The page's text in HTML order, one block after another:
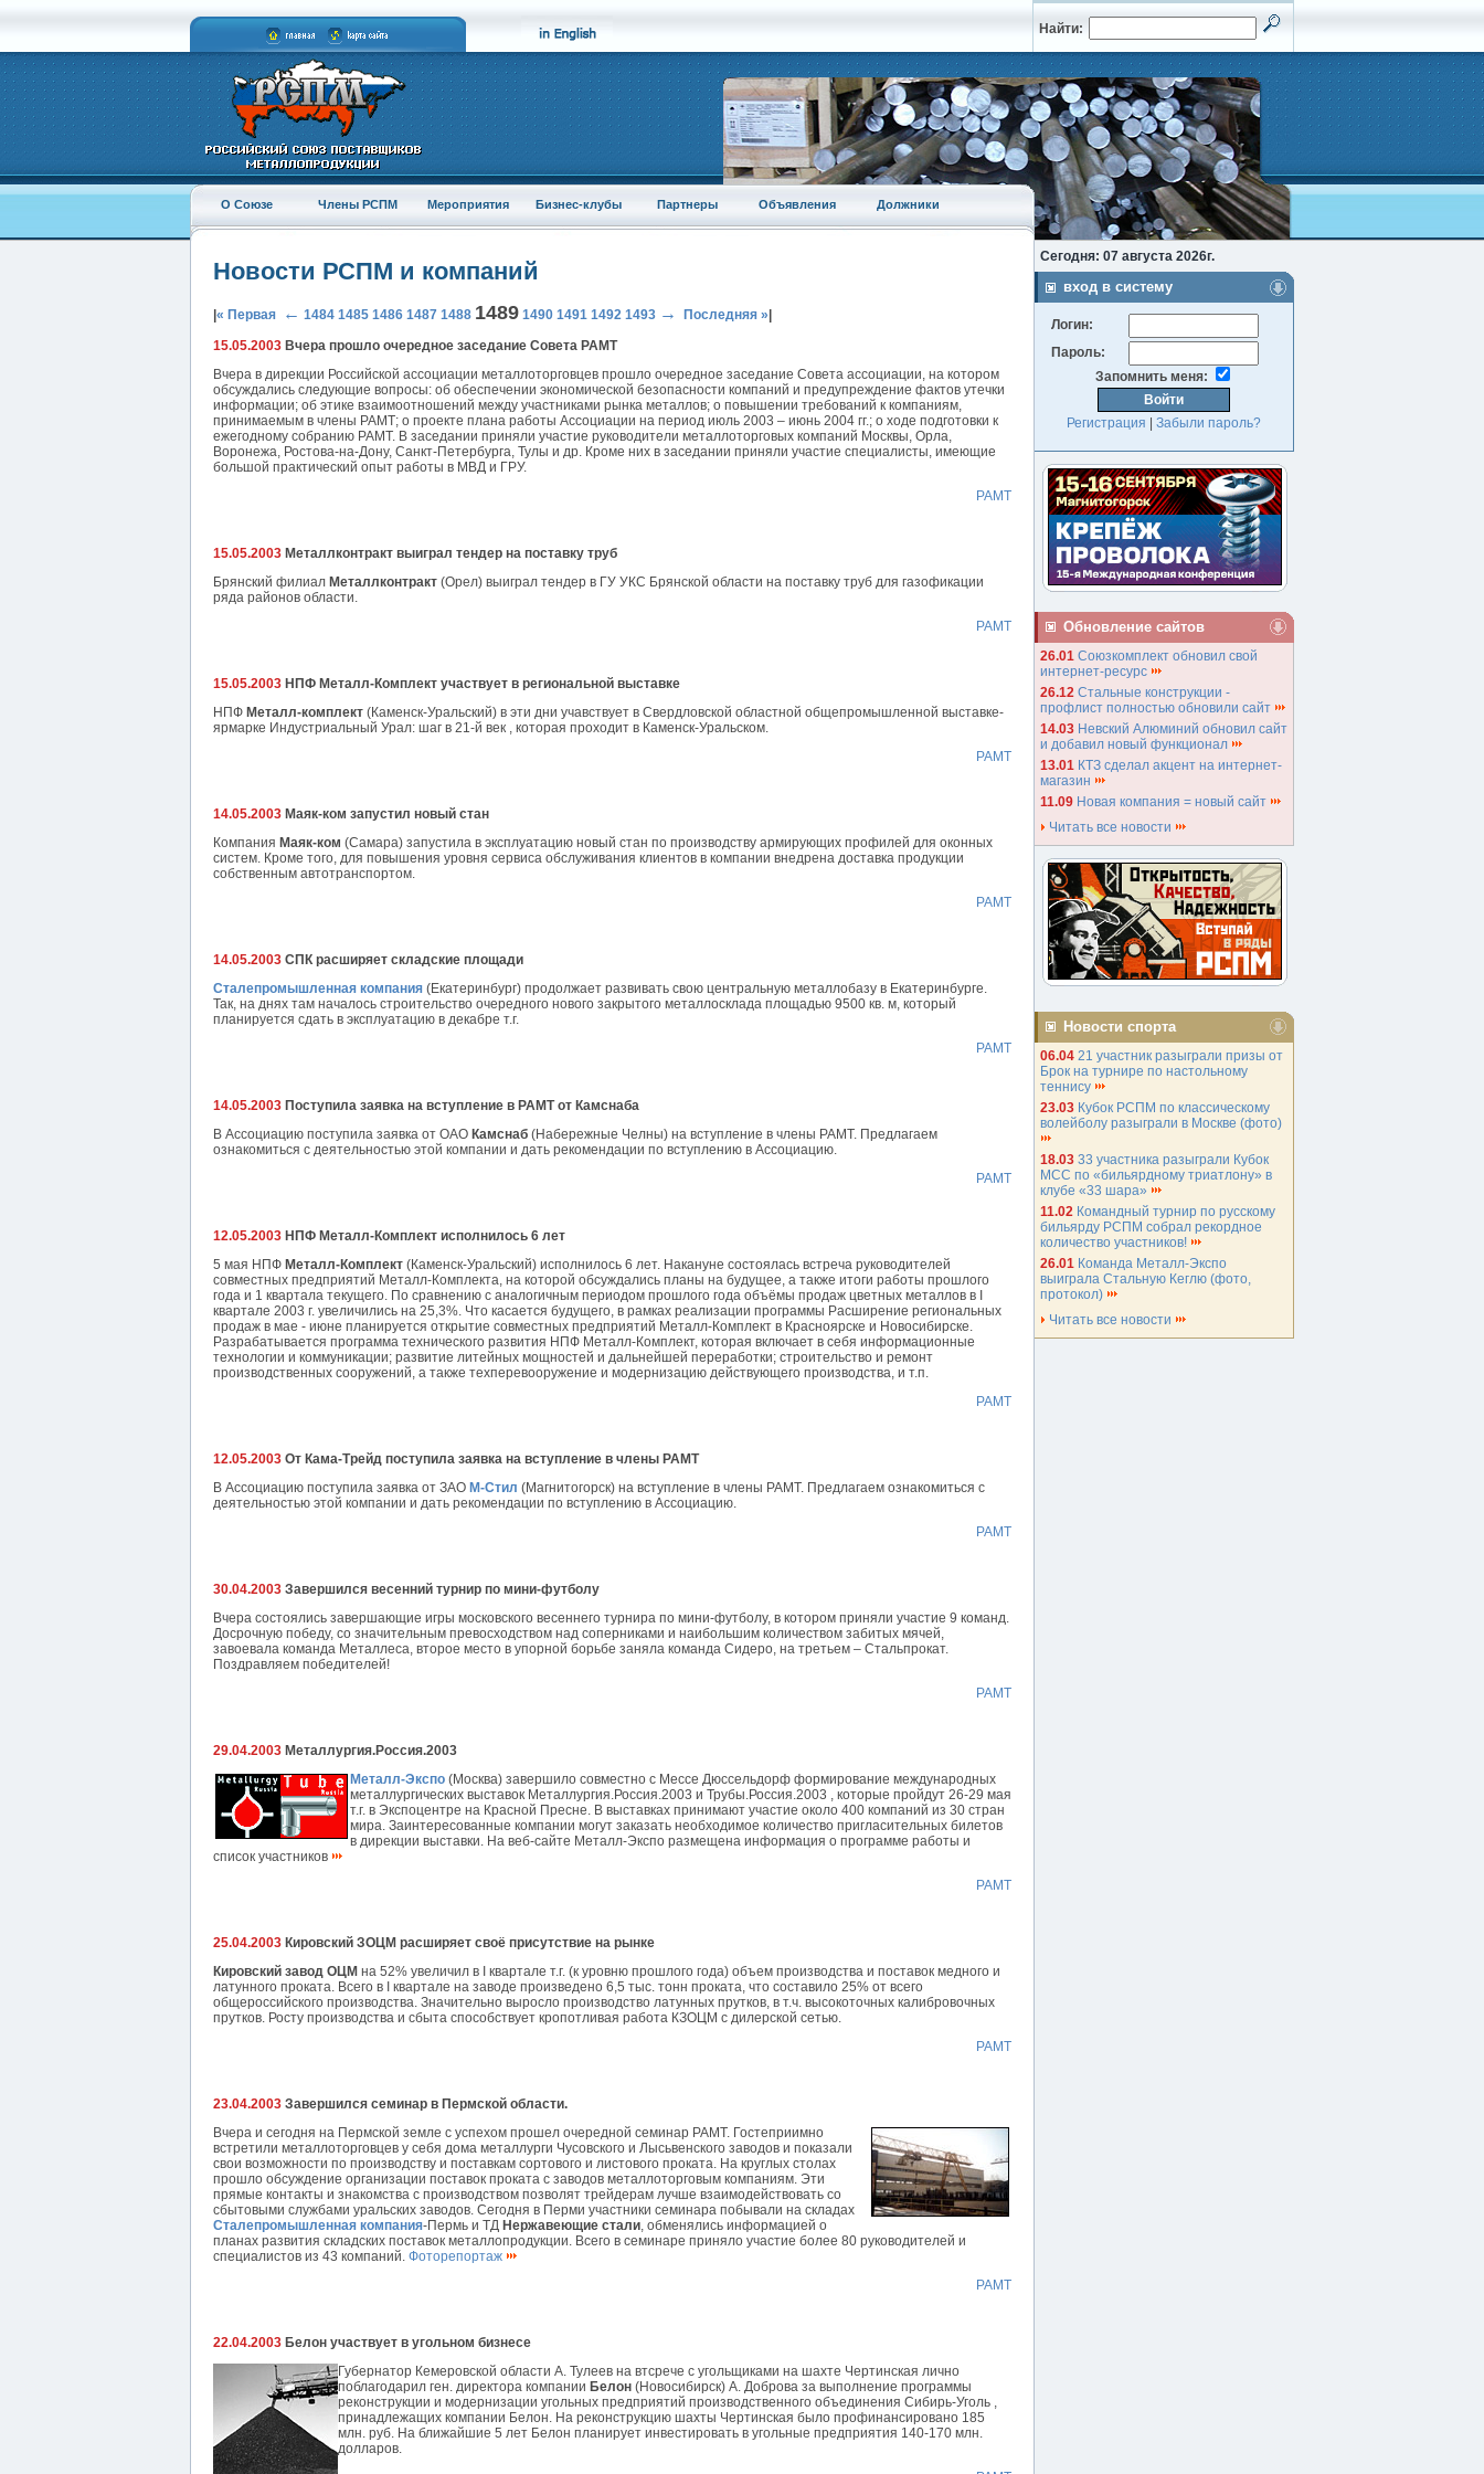
Найти:
О Союзе Члены РСПМ Мероприятия Бизнес-клубы Партнеры Объявления Должники
Новости РСПМ и компаний
« Первая ← 1484 1485 1486 1487 1488 1489 1490 1491 1492 1493 → Последняя »
15.05.2003 Вчера прошло очередное заседание Совета РАМТ
Вчера в дирекции Российской ассоциации металлоторговцев прошло очередное заседание Совета ассоциации, на котором
обсуждались следующие вопросы: об обеспечении экономической безопасности компаний и предупреждение фактов утечки
информации; об этике взаимоотношений между участниками рынка металлов; о повышении требований к компаниям,
принимаемым в члены РАМТ; о проекте плана работы Ассоциации на период июль 2003 – июнь 2004 гг.; о ходе подготовки к
ежегодному собранию РАМТ. В заседании приняли участие руководители металлоторговых компаний Москвы, Орла,
Воронежа, Ростова-на-Дону, Санкт-Петербурга, Тулы и др. Кроме них в заседании приняли участие специалисты, имеющие
большой практический опыт работы в МВД и ГРУ.
РАМТ
15.05.2003 Металлконтракт выиграл тендер на поставку труб
Брянский филиал Металлконтракт (Орел) выиграл тендер в ГУ УКС Брянской области на поставку труб для газофикации
ряда районов области.
РАМТ
15.05.2003 НПФ Металл-Комплект участвует в региональной выставке
НПФ Металл-комплект (Каменск-Уральский) в эти дни учавствует в Свердловской областной общепромышленной выставке-
ярмарке Индустриальный Урал: шаг в 21-й век , которая проходит в Каменск-Уральском.
РАМТ
14.05.2003 Маяк-ком запустил новый стан
Компания Маяк-ком (Самара) запустила в эксплуатацию новый стан по производству армирующих профилей для оконных
систем. Кроме того, для повышения уровня сервиса обслуживания клиентов в компании внедрена доставка продукции
собственным автотранспортом.
РАМТ
14.05.2003 СПК расширяет складские площади
Сталепромышленная компания (Екатеринбург) продолжает развивать свою центральную металлобазу в Екатеринбурге.
Так, на днях там началось строительство очередного нового закрытого металлосклада площадью 9500 кв. м, который
планируется сдать в эксплуатацию в декабре т.г.
РАМТ
14.05.2003 Поступила заявка на вступление в РАМТ от Камснаба
В Ассоциацию поступила заявка от ОАО Камснаб (Набережные Челны) на вступление в члены РАМТ. Предлагаем
ознакомиться с деятельностью этой компании и дать рекомендации по вступлению в Ассоциацию.
РАМТ
12.05.2003 НПФ Металл-Комплект исполнилось 6 лет
5 мая НПФ Металл-Комплект (Каменск-Уральский) исполнилось 6 лет. Накануне состоялась встреча руководителей
совместных предприятий Металл-Комплекта, на которой обсуждались планы на будущее, а также итоги работы прошлого
года и 1 квартала текущего. По сравнению с аналогичным периодом прошлого года объёмы продаж цветных металлов в I
квартале 2003 г. увеличились на 25,3%. Что касается будущего, в рамках реализации программы Расширение региональных
продаж в мае - июне планируется открытие совместных предприятий Металл-Комплект в Красноярске и Новосибирске.
Разрабатывается программа технического развития НПФ Металл-Комплект, которая включает в себя информационные
технологии и коммуникации; развитие литейных мощностей и дальнейшей переработки; строительство и ремонт
производственных сооружений, а также техперевооружение и модернизацию действующего производства, и т.п.
РАМТ
12.05.2003 От Кама-Трейд поступила заявка на вступление в члены РАМТ
В Ассоциацию поступила заявка от ЗАО М-Стил (Магнитогорск) на вступление в члены РАМТ. Предлагаем ознакомиться с
деятельностью этой компании и дать рекомендации по вступлению в Ассоциацию.
РАМТ
30.04.2003 Завершился весенний турнир по мини-футболу
Вчера состоялись завершающие игры московского весеннего турнира по мини-футболу, в котором приняли участие 9 команд.
Досрочную победу, со значительным превосходством над соперниками и наибольшим количеством забитых мячей,
завоевала команда Металлеса, второе место в упорной борьбе заняла команда Сидеро, на третьем – Стальпрокат.
Поздравляем победителей!
РАМТ
29.04.2003 Металлургия.Россия.2003
Металл-Экспо (Москва) завершило совместно с Мессе Дюссельдорф формирование международных
металлургических выставок Металлургия.Россия.2003 и Трубы.Россия.2003 , которые пройдут 26-29 мая
т.г. в Экспоцентре на Красной Пресне. В выставках принимают участие около 400 компаний из 30 стран
мира. Заинтересованные компании могут заказать необходимое количество пригласительных билетов
в дирекции выставки. На веб-сайте Металл-Экспо размещена информация о программе работы и
список участников
РАМТ
25.04.2003 Кировский ЗОЦМ расширяет своё присутствие на рынке
Кировский завод ОЦМ на 52% увеличил в I квартале т.г. (к уровню прошлого года) объем производства и поставок медного и
латунного проката. Всего в I квартале на заводе произведено 6,5 тыс. тонн проката, что составило 25% от всего
общероссийского производства. Значительно выросло производство латунных прутков, в т.ч. высокоточных калибровочных
прутков. Росту производства и сбыта способствует кропотливая работа КЗОЦМ с дилерской сетью.
РАМТ
23.04.2003 Завершился семинар в Пермской области.
Вчера и сегодня на Пермской земле с успехом прошел очередной семинар РАМТ. Гостеприимно
встретили металлоторговцев у себя дома металлурги Чусовского и Лысьвенского заводов и показали
свои возможности по производству и поставкам сортового и листового проката. На круглых столах
прошло обсуждение организации поставок проката с заводов металлоторговым компаниям. Эти
прямые контакты и знакомства с производством позволят трейдерам лучше взаимодействовать со
сбытовыми службами уральских заводов. Сегодня в Перми участники семинара побывали на складах
Сталепромышленная компания-Пермь и ТД Нержавеющие стали, обменялись информацией о
планах развития складских поставок металлопродукции. Всего в семинаре приняло участие более 80 руководителей и
специалистов из 43 компаний. Фоторепортаж
РАМТ
22.04.2003 Белон участвует в угольном бизнесе
Губернатор Кемеровской области А. Тулеев на втсрече с угольщиками на шахте Чертинская лично
поблагодарил ген. директора компании Белон (Новосибирск) А. Доброва за выполнение программы
реконструкции и модернизации угольных предприятий производственного объединения Сибирь-Уголь ,
принадлежащих компании Белон. На реконструкцию шахты Чертинская было профинансировано 185
млн. руб. На ближайшие 5 лет Белон планирует инвестировать в угольные предприятия 140-170 млн.
долларов.
Сегодня: 07 августа 2026г.
вход в систему
Логин:
Пароль:
Запомнить меня:
Регистрация Забыли пароль?
Обновление сайтов
26.01 Союзкомплект обновил свой
интернет-ресурс
26.12 Стальные конструкции -
профлист полностью обновили сайт
14.03 Невский Алюминий обновил сайт
и добавил новый функционал
13.01 КТЗ сделал акцент на интернет-
магазин
11.09 Новая компания = новый сайт
Читать все новости
Новости спорта
06.04 21 участник разыграли призы от
Брок на турнире по настольному
теннису
23.03 Кубок РСПМ по классическому
волейболу разыграли в Москве (фото)
18.03 33 участника разыграли Кубок
МСС по «бильярдному триатлону» в
клубе «33 шара»
11.02 Командный турнир по русскому
бильярду РСПМ собрал рекордное
количество участников!
26.01 Команда Металл-Экспо
выиграла Стальную Кеглю (фото,
протокол)
Читать все новости